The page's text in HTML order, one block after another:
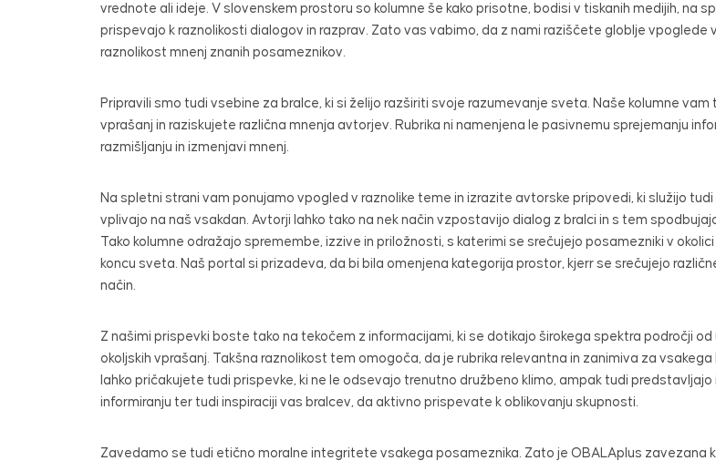
vrednote ali ideje. V slovenskem prostoru so kolumne še kako prisotne, bodisi v tiskanih medijih, na
prispevajo k raznolikosti dialogov in razprav. Zato vas vabimo, da z nami raziščete globlje
raznolikost mnenj znanih posameznikov.
Pripravili smo tudi vsebine za bralce, ki si želijo razširiti svoje razumevanje sveta. Naše kolumne
vprašanj in raziskujete različna mnenja avtorjev. Rubrika ni namenjena le pasivnemu sprejemanju
razmišljanju in izmenjavi mnenj.
Na spletni strani vam ponujamo vpogled v raznolike teme in izrazite avtorske pripovedi, ki služijo
vplivajo na naš vsakdan. Avtorji lahko tako na nek način vzpostavijo dialog z bralci in s tem
Tako kolumne odražajo spremembe, izzive in priložnosti, s katerimi se srečujejo posamezniki v
koncu sveta. Naš portal si prizadeva, da bi bila omenjena kategorija prostor, kjerr se srečujejo
način.
Z našimi prispevki boste tako na tekočem z informacijami, ki se dotikajo širokega spektra področji
okoljskih vprašanj. Takšna raznolikost tem omogoča, da je rubrika relevantna in zanimiva za
lahko pričakujete tudi prispevke, ki ne le odsevajo trenutno družbeno klimo, ampak tudi
informiranju ter tudi inspiraciji vas bralcev, da aktivno prispevate k oblikovanju skupnosti.
Zavedamo se tudi etično moralne integritete vsakega posameznika. Zato je OBALAplus zavezana